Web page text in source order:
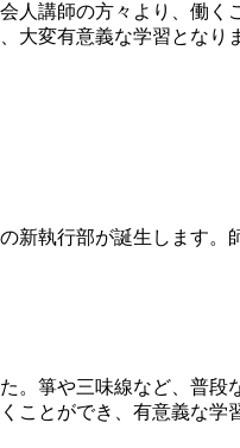
人講師の方々より、働く
大変有意義な学習となり
新執行部が誕生します。
。箏や三味線など、普段
ことができ、有意義な学